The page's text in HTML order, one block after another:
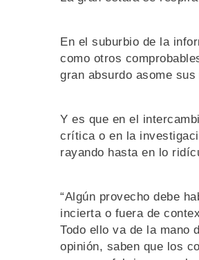
En el suburbio de la
como otros
gran absurdo asome
Y es que en el
crítica o en la
rayando hasta en lo
“Algún provecho debe
incierta o fuera de
Todo ello va de la mano
opinión, saben que los